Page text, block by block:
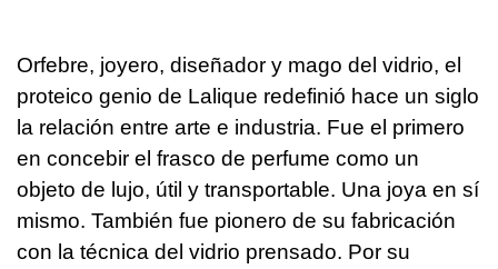
Orfebre, joyero, diseñador y mago del vidrio, el
proteico genio de Lalique redefinió hace un siglo
la relación entre arte e industria. Fue el primero
en concebir el frasco de perfume como un
objeto de lujo, útil y transportable. Una joya en sí
mismo. También fue pionero de su fabricación
con la técnica del vidrio prensado. Por su